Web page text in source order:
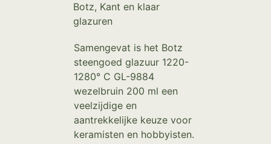
Botz, Kant en klaar
glazuren
Samengevat is het Botz
steengoed glazuur 1220-
1280° C GL-9884
wezelbruin 200 ml een
veelzijdige en
aantrekkelijke keuze voor
keramisten en hobbyisten.